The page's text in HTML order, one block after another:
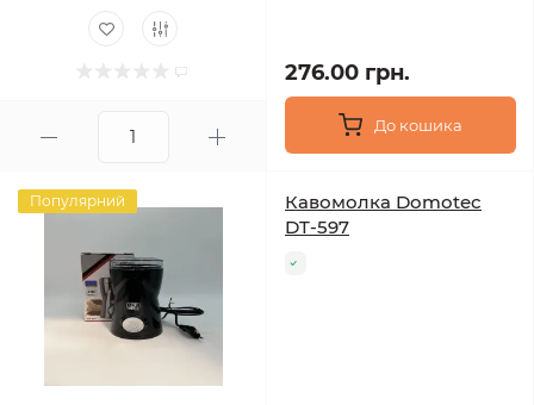
276.00 грн.
До кошика
Популярний
Кавомолка Domotec
DT-597